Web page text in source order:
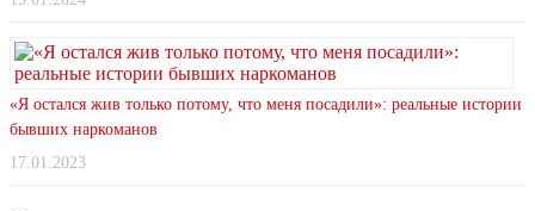
«Я остался жив только потому, что меня посадили»: реальные истории
бывших наркоманов
17.01.2023